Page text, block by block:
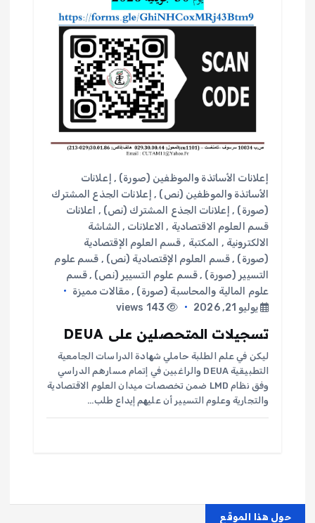
إعلانات الأساتذة والموظفين (صورة) , إعلانات
الأساتذة والموظفين (نص) , إعلانات الجذع المشترك
(صورة) , إعلانات الجذع المشترك (نص) , اعلانات
قسم العلوم الاقتصادية , الاعلانات , الشاشة
الالكترونية , المكتبة ,قسم العلوم الإقتصادية
(صورة) ,قسم العلوم الإقتصادية (نص) , قسم علوم
التسيير (صورة) ,قسم علوم التسيير (نص) ,قسم
علوم المالية والمحاسبة (صورة) ,مقالات مميزة
يوليو 21, 2026
143 views
تسجيلات المتحصلين على DEUA
ليكن في علم الطلبة حاملي شهادة الدراسات الجامعية
التطبيقية DEUA والراغبين في إتمام مسارهم الدراسي
وفق نظام LMD ضمن تخصصات ميدان العلوم الاقتصادية
والتجارية وعلوم التسيير أن عليهم إيداع طلب…
حول هذا الموقع